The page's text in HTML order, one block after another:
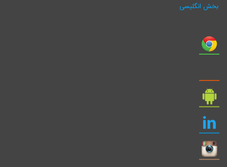
بخش انگلیسی